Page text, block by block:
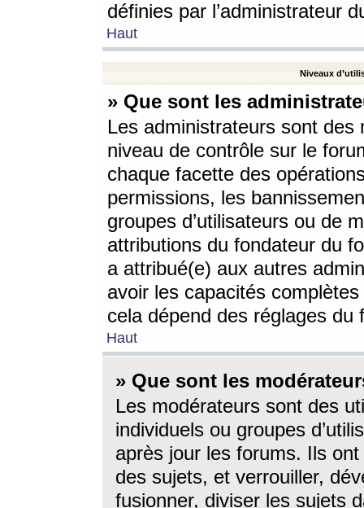
définies par l’administrateur
Haut
Niveaux
» Que sont les
Les administrateurs sont
niveau de contrôle sur le
chaque facette des
permissions, les
groupes d’utilisateurs ou de
attributions du fondateur du
a attribué(e) aux autres
avoir les capacités
cela dépend des réglages du
Haut
» Que sont les
Les modérateurs sont des
individuels ou groupes
après jour les forums. Ils ont
des sujets, et verrouiller,
fusionner, diviser les sujets